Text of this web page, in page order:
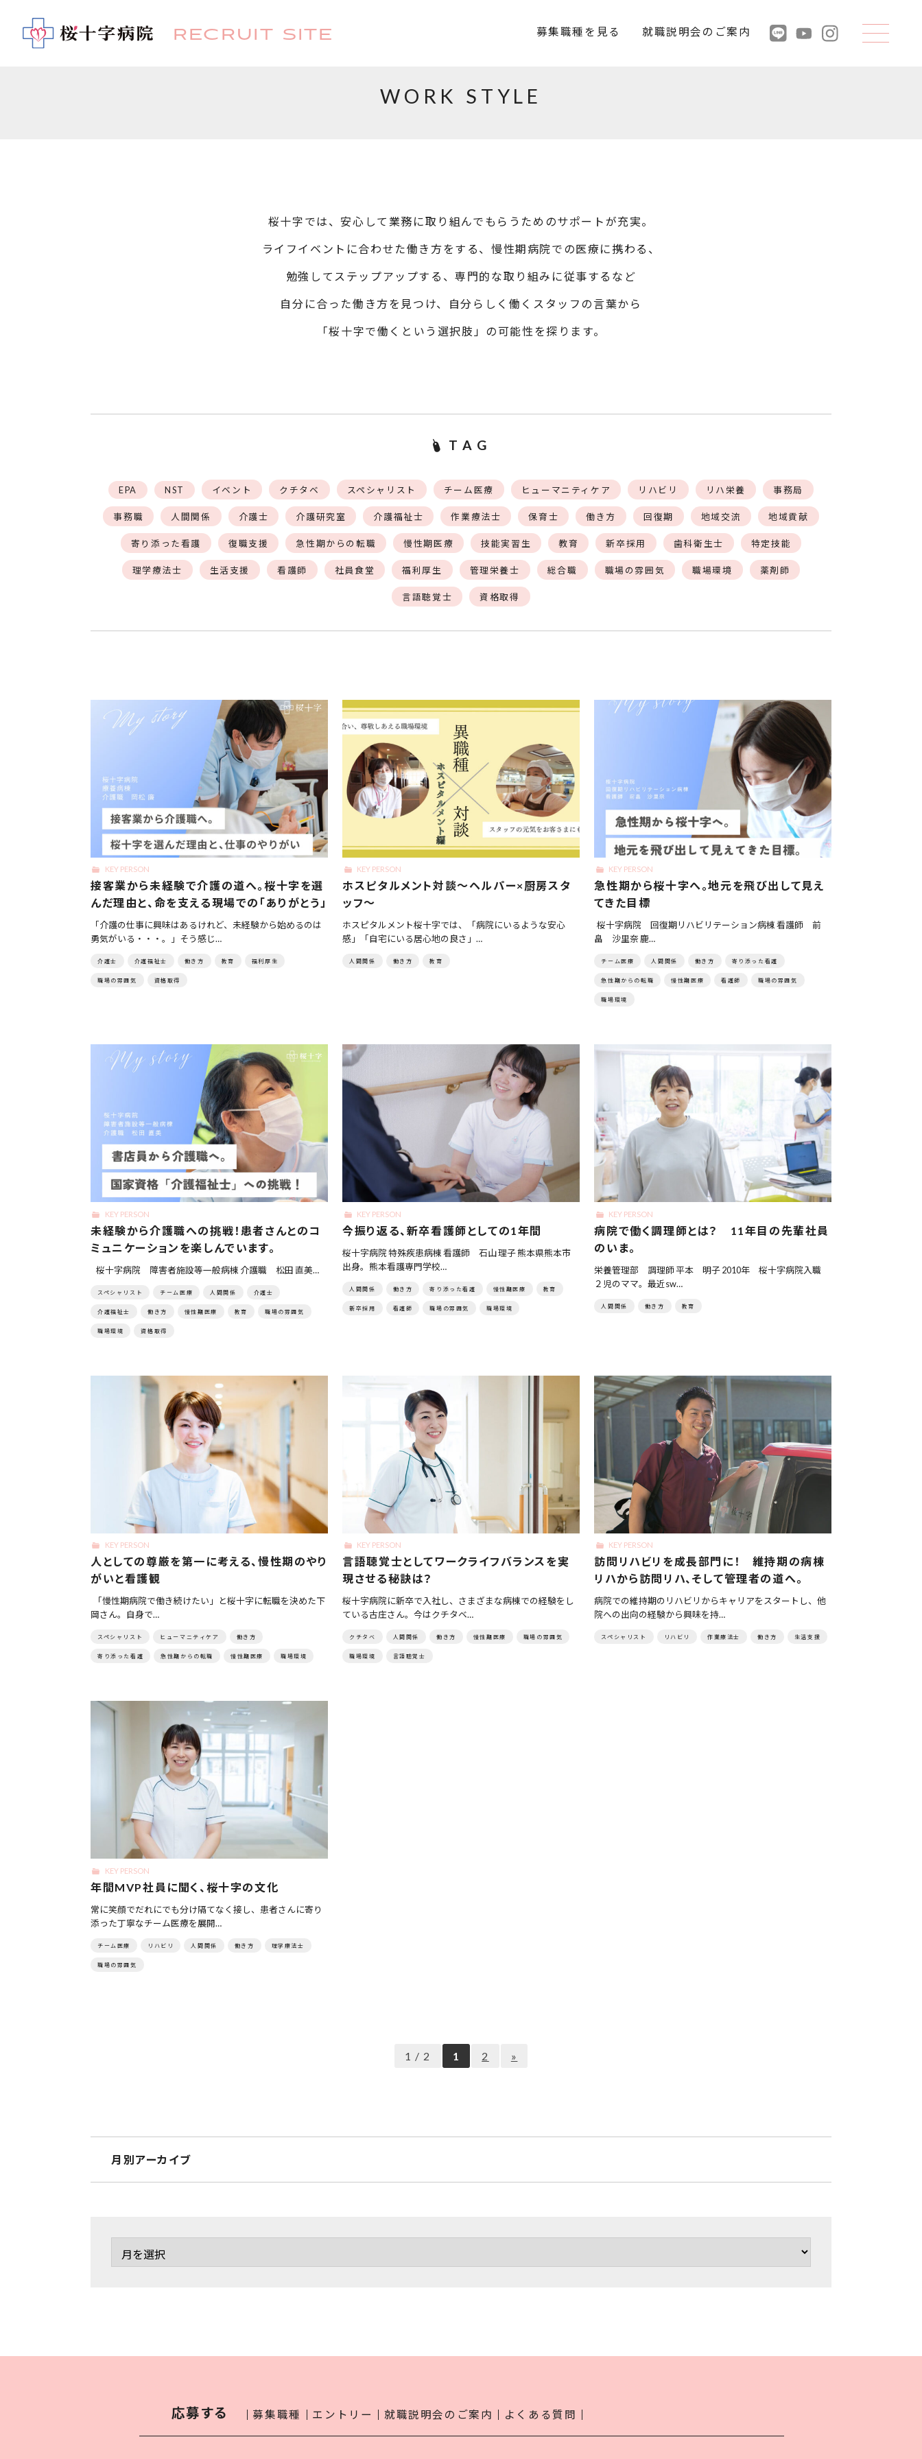
RECRUIT SITE 募集職種を見る 就職説明会のご案内
WORK STYLE
桜十字では、安心して業務に取り組んでもらうためのサポートが充実。
ライフイベントに合わせた働き方をする、慢性期病院での医療に携わる、
勉強してステップアップする、専門的な取り組みに従事するなど
自分に合った働き方を見つけ、自分らしく働くスタッフの言葉から
「桜十字で働くという選択肢」の可能性を探ります。
TAG
EPA NST イベント クチタベ スペシャリスト チーム医療 ヒューマニティケア リハビリ リハ栄養 事務局
事務職 人間関係 介護士 介護研究室 介護福祉士 作業療法士 保育士 働き方 回復期 地域交流 地域貢献
寄り添った看護 復職支援 急性期からの転職 慢性期医療 技能実習生 教育 新卒採用 歯科衛生士 特定技能
理学療法士 生活支援 看護師 社員食堂 福利厚生 管理栄養士 総合職 職場の雰囲気 職場環境 薬剤師
言語聴覚士 資格取得
KEY PERSON
接客業から未経験で介護の道へ。桜十字を選
んだ理由と、命を支える現場での「ありがとう」
「介護の仕事に興味はあるけれど、未経験から始めるのは
勇気がいる・・・。」そう感じ…
介護士 介護福祉士 働き方 教育 福利厚生
職場の雰囲気 資格取得
KEY PERSON
ホスピタルメント対談～ヘルパー×厨房スタ
ッフ～
ホスピタルメント桜十字では、「病院にいるような安心
感」「自宅にいる居心地の良さ」…
人間関係 働き方 教育
KEY PERSON
急性期から桜十字へ。地元を飛び出して見え
てきた目標
桜十字病院 回復期リハビリテーション病棟 看護師 前
畠 沙里奈 鹿…
チーム医療 人間関係 働き方 寄り添った看護
急性期からの転職 慢性期医療 看護師 職場の雰囲気
職場環境
KEY PERSON
未経験から介護職への挑戦！患者さんとのコ
ミュニケーションを楽しんでいます。
桜十字病院 障害者施設等一般病棟 介護職 松田 直美…
スペシャリスト チーム医療 人間関係 介護士
介護福祉士 働き方 慢性期医療 教育 職場の雰囲気
職場環境 資格取得
KEY PERSON
今振り返る、新卒看護師としての1年間
桜十字病院 特殊疾患病棟 看護師 石山 理子 熊本県熊本市
出身。熊本看護専門学校…
人間関係 働き方 寄り添った看護 慢性期医療 教育
新卒採用 看護師 職場の雰囲気 職場環境
KEY PERSON
病院で働く調理師とは？ 11年目の先輩社員
のいま。
栄養管理部 調理師 平本 明子 2010年 桜十字病院入職
２児のママ。最近sw…
人間関係 働き方 教育
KEY PERSON
人としての尊厳を第一に考える、慢性期のやり
がいと看護観
「慢性期病院で働き続けたい」と桜十字に転職を決めた下
岡さん。自身で…
スペシャリスト ヒューマニティケア 働き方
寄り添った看護 急性期からの転職 慢性期医療 職場環境
KEY PERSON
言語聴覚士としてワークライフバランスを実
現させる秘訣は？
桜十字病院に新卒で入社し、さまざまな病棟での経験をし
ている古庄さん。今はクチタベ…
クチタベ 人間関係 働き方 慢性期医療 職場の雰囲気
職場環境 言語聴覚士
KEY PERSON
訪問リハビリを成長部門に！ 維持期の病棟
リハから訪問リハ、そして管理者の道へ。
病院での維持期のリハビリからキャリアをスタートし、他
院への出向の経験から興味を持…
スペシャリスト リハビリ 作業療法士 働き方 生活支援
KEY PERSON
年間MVP社員に聞く、桜十字の文化
常に笑顔でだれにでも分け隔てなく接し、患者さんに寄り
添った丁寧なチーム医療を展開…
チーム医療 リハビリ 人間関係 働き方 理学療法士
職場の雰囲気
1 / 2 1 2 »
月別アーカイブ
応募する 募集職種 エントリー 就職説明会のご案内 よくある質問